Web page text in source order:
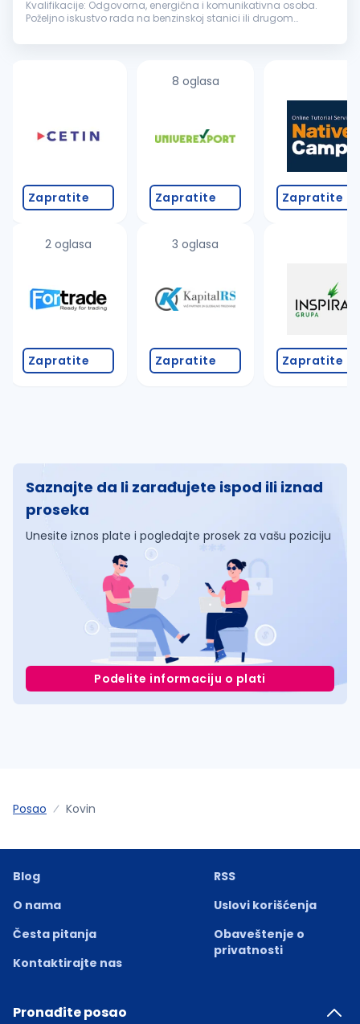
Kvalifikacije: Odgovorna, energična i komunikativna osoba.
Poželjno iskustvo rada na benzinskoj stanici ili drugom
napredovanja, rad...
Zapratite
2 oglasa
Zapratite
8 oglasa
Zapratite
3 oglasa
Zapratite
Zapratite
Zapratite
Saznajte da li zarađujete ispod ili iznad
proseka
Unesite iznos plate i pogledajte prosek za vašu poziciju
Podelite informaciju o plati
Posao Kovin
Blog
O nama
Česta pitanja
Kontaktirajte nas
RSS
Uslovi korišćenja
Obaveštenje o
privatnosti
Pronađite posao